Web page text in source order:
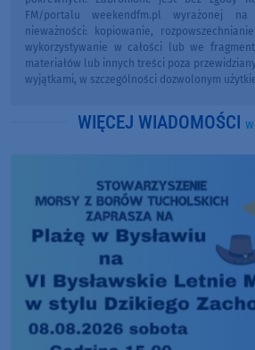
FM/portalu weekendfm.pl wyrażonej
nieważności: kopiowanie,
wykorzystywanie w całości lub we
materiałów lub innych treści poza
wyjątkami, w szczególności dozwolonym
WIĘCEJ WIADOMOŚCI